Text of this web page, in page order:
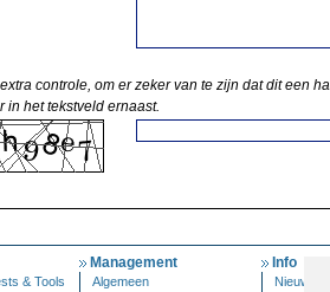
controle, om er zeker van te zijn dat dit een
in het tekstveld ernaast.
& Tools
Management
Algemeen
Info